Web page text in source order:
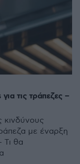
τις τράπεζες –
κινδύνους
με έναρξη
Τι θα